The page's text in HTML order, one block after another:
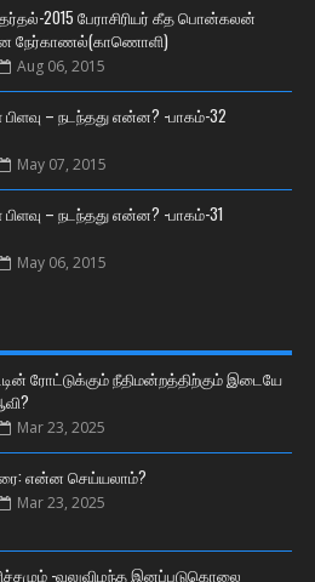
2015 பேராசிரியர் கீத பொன்கலன்
நேர்காணல்(காணொளி)
Aug 06, 2015
பிளவு – நடந்தது என்ன? -பாகம்-32
May 07, 2015
பிளவு – நடந்தது என்ன? -பாகம்-31
May 06, 2015
ரோட்டுக்கும் நீதிமன்றத்திற்கும் இடையே
Mar 23, 2025
என்ன செய்யலாம்?
Mar 23, 2025
-வலுவிழந்த இனப்படுகொலை